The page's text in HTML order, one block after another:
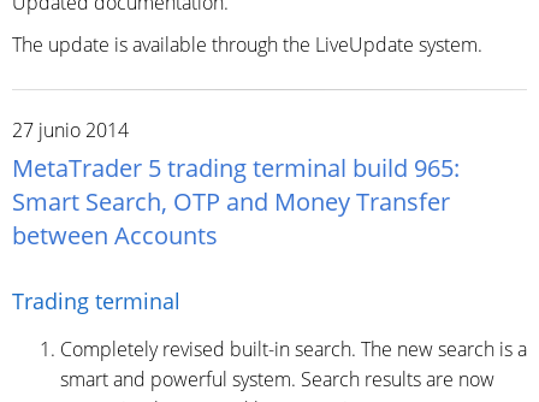
The update is available through the LiveUpdate system.
27 junio 2014
MetaTrader 5 trading terminal build 965:
Smart Search, OTP and Money Transfer
between Accounts
Trading terminal
Completely revised built-in search. The new search is a
smart and powerful system. Search results are now